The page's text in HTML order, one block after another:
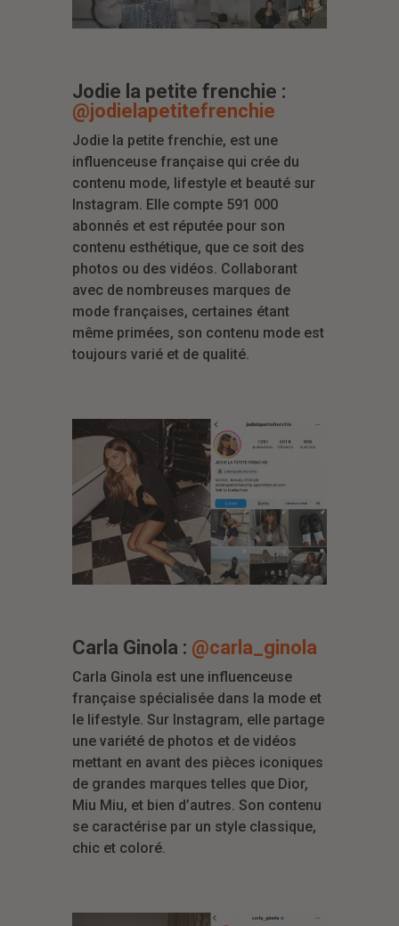
Jodie la petite frenchie :
@jodielapetitefrenchie
Jodie la petite frenchie, est une
influenceuse française qui crée du
contenu mode, lifestyle et beauté sur
Instagram. Elle compte 591 000
abonnés et est réputée pour son
contenu esthétique, que ce soit des
photos ou des vidéos. Collaborant
avec de nombreuses marques de
mode françaises, certaines étant
même primées, son contenu mode est
toujours varié et de qualité.
Carla Ginola : @carla_ginola
Carla Ginola est une influenceuse
française spécialisée dans la mode et
le lifestyle. Sur Instagram, elle partage
une variété de photos et de vidéos
mettant en avant des pièces iconiques
de grandes marques telles que Dior,
Miu Miu, et bien d’autres. Son contenu
se caractérise par un style classique,
chic et coloré.